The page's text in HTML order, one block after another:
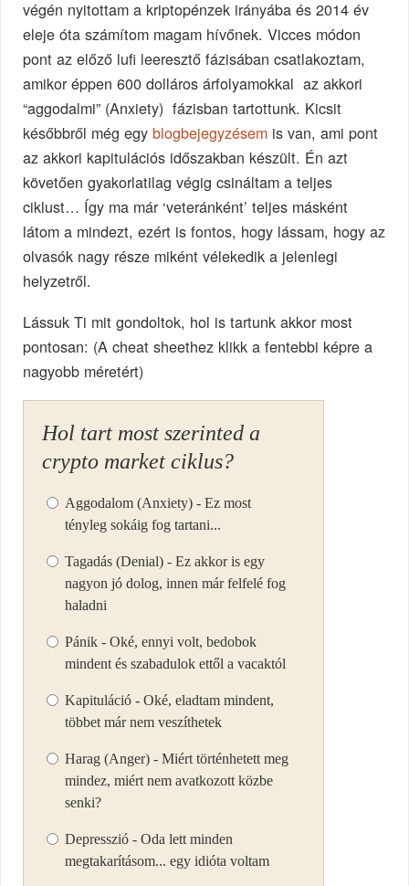
végén nyitottam a kriptopénzek irányába és 2014 év
eleje óta számítom magam hívőnek. Vicces módon
pont az előző lufi leeresztő fázisában csatlakoztam,
amikor éppen 600 dolláros árfolyamokkal az akkori
“aggodalmi” (Anxiety) fázisban tartottunk. Kicsit
későbbről még egyblogbejegyzésem is van, ami pont
az akkori kapitulációs időszakban készült. Én azt
követően gyakorlatilag végig csináltam a teljes
ciklust… Így ma már ‘veteránként’ teljes másként
látom a mindezt, ezért is fontos, hogy lássam, hogy az
olvasók nagy része miként vélekedik a jelenlegi
helyzetről.
Lássuk Ti mit gondoltok, hol is tartunk akkor most
pontosan: (A cheat sheethez klikk a fentebbi képre a
nagyobb méretért)
Hol tart most szerinted a
crypto market ciklus?
Aggodalom (Anxiety) - Ez most
tényleg sokáig fog tartani...
Tagadás (Denial) - Ez akkor is egy
nagyon jó dolog, innen már felfelé fog
haladni
Pánik - Oké, ennyi volt, bedobok
mindent és szabadulok ettől a vacaktól
Kapituláció - Oké, eladtam mindent,
többet már nem veszíthetek
Harag (Anger) - Miért történhetett meg
mindez, miért nem avatkozott közbe
senki?
Depresszió - Oda lett minden
megtakarításom... egy idióta voltam